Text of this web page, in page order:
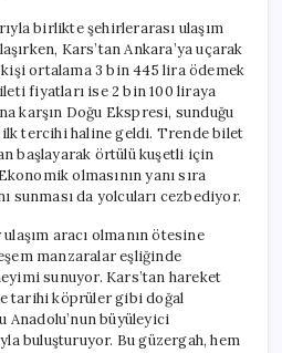
birlikte şehirlerarası ulaşım
Kars’tan Ankara’ya uçarak
ortalama 3 bin 445 lira ödemek
fiyatları ise 2 bin 100 liraya
karşın Doğu Ekspresi, sunduğu
tercihi haline geldi. Trende bilet
başlayarak örtülü kuşetli için
olmasının yanı sıra
sunması da yolcuları cezbediyor.
aracı olmanın ötesine
manzaralar eşliğinde
sunuyor. Kars’tan hareket
tarihi köprüler gibi doğal
Anadolu’nun büyüleyici
buluşturuyor. Bu güzergah, hem